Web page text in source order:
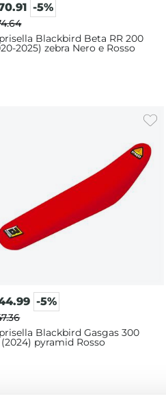
-5%
Blackbird Beta RR 200
2025) zebra Nero e Rosso
-5%
Blackbird Gasgas 300
(2024) pyramid Rosso